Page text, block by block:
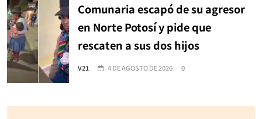
Comunaria escapó de su agresor
en Norte Potosí y pide que
rescaten a sus dos hijos
V21 4 DE AGOSTO DE 2026 0